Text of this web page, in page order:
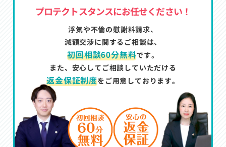
プロテクトスタンスにお任せください！
浮気や不倫の慰謝料請求、
減額交渉に関するご相談は、
初回相談60分無料です。
また、安心してご相談していただける
返金保証制度をご用意しております。